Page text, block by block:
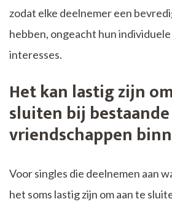
zodat elke deelnemer een
hebben, ongeacht hun
interesses.
Het kan lastig zijn
sluiten bij bestaande
vriendschappen
Voor singles die deelnemen aan
het soms lastig zijn om aan te